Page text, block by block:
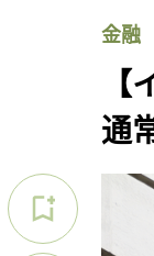
金融
通